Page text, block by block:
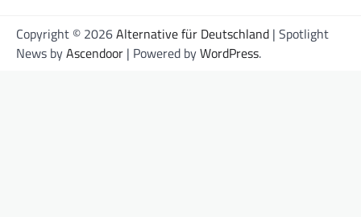
Copyright © 2026Alternative für Deutschland | Spotlight
News byAscendoor | Powered byWordPress.